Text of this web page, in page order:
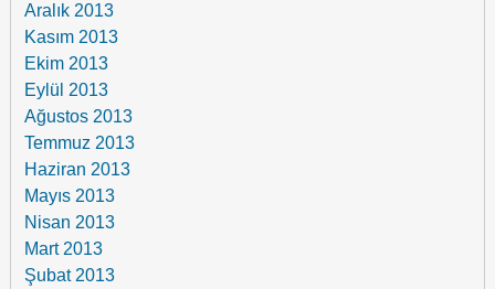
Aralık 2013
Kasım 2013
Ekim 2013
Eylül 2013
Ağustos 2013
Temmuz 2013
Haziran 2013
Mayıs 2013
Nisan 2013
Mart 2013
Şubat 2013